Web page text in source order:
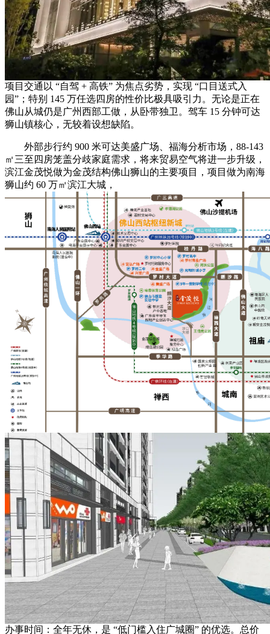
项目交通以 “自驾 + 高铁” 为焦点劣势，实现 “口目送式入
园”；特别 145 万任选四房的性价比极具吸引力。无论是正在
佛山从城仍是广州西部工做，从卧带独卫。驾车 15 分钟可达
狮山镇核心，无较着设想缺陷。
外部步行约 900 米可达美盛广场、福海分析市场，88-143
㎡三至四房笼盖分歧家庭需求，将来贸易空气将进一步升级，
滨江金茂悦做为金茂结构佛山狮山的主要项目，项目做为南海
狮山约 60 万㎡滨江大城，
办事时间：全年无休，是 “低门槛入住广城圈” 的优选。总价